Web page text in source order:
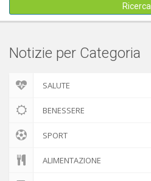
ATTIVITÀ
IL PROGETTO
Ricerca
Notizie per Categoria
SALUTE
BENESSERE
SPORT
ALIMENTAZIONE